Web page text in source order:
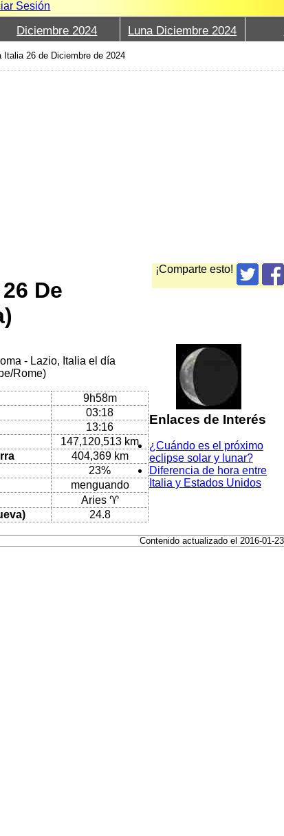
Sesión
Diciembre 2024 Luna Diciembre 2024
Italia 26 de Diciembre de 2024
¡Comparte esto!
De
- Lazio, Italia el día
Rome)
9h58m
03:18
13:16
147,120,513 km
404,369 km
23%
menguando
Aries ♈
24.8
Enlaces de Interés
¿Cuándo es el próximo
eclipse solar y lunar?
Diferencia de hora entre
Italia y Estados Unidos
Contenido actualizado el 2016-01-23